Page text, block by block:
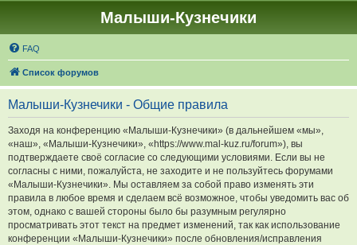
Малыши-Кузнечики
FAQ
Список форумов
Малыши-Кузнечики - Общие правила
Заходя на конференцию «Малыши-Кузнечики» (в дальнейшем «мы»,
«наш», «Малыши-Кузнечики», «https://www.mal-kuz.ru/forum»), вы
подтверждаете своё согласие со следующими условиями. Если вы не
согласны с ними, пожалуйста, не заходите и не пользуйтесь форумами
«Малыши-Кузнечики». Мы оставляем за собой право изменять эти
правила в любое время и сделаем всё возможное, чтобы уведомить вас об
этом, однако с вашей стороны было бы разумным регулярно
просматривать этот текст на предмет изменений, так как использование
конференции «Малыши-Кузнечики» после обновления/исправления